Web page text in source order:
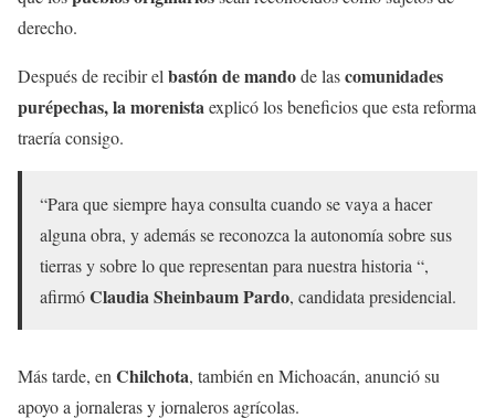
derecho.
Después de recibir el bastón de mandode lascomunidades
purépechas, la morenista explicó los beneficios que esta reforma
traería consigo.
“Para que siempre haya consulta cuando se vaya a hacer
alguna obra, y además se reconozca la autonomía sobre sus
tierras y sobre lo que representan para nuestra historia “,
afirmóClaudia Sheinbaum Pardo, candidata presidencial.
Más tarde, en Chilchota, también en Michoacán, anunció su
apoyo a jornaleras y jornaleros agrícolas.